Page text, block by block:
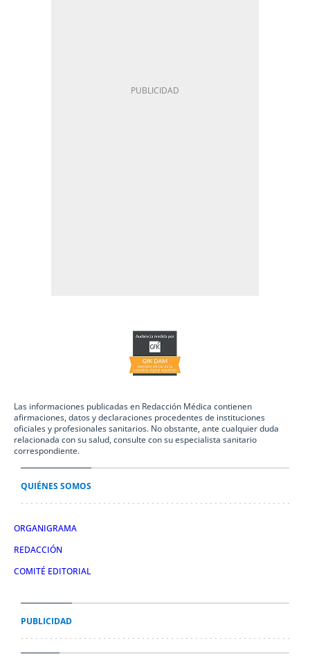
Las informaciones publicadas en Redacción Médica contienen
afirmaciones, datos y declaraciones procedentes de instituciones
oficiales y profesionales sanitarios. No obstante, ante cualquier duda
relacionada con su salud, consulte con su especialista sanitario
correspondiente.
QUIÉNES SOMOS
ORGANIGRAMA
REDACCIÓN
COMITÉ EDITORIAL
PUBLICIDAD